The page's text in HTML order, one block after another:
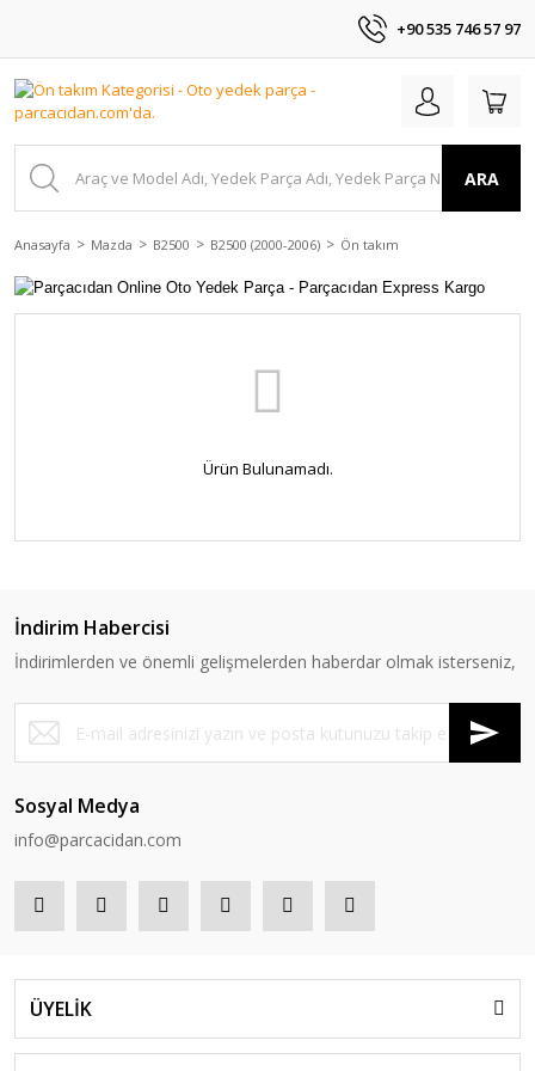
+90 535 746 57 97
ARA
Anasayfa Mazda B2500 B2500 (2000-2006) Ön takım
Ürün Bulunamadı.
İndirim Habercisi
İndirimlerden ve önemli gelişmelerden haberdar olmak isterseniz,
Sosyal Medya
info@parcacidan.com
ÜYELİK